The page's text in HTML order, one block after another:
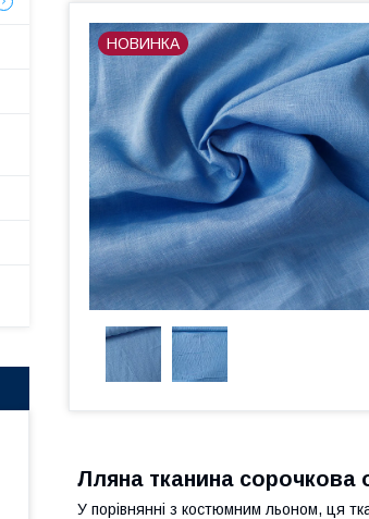
НОВИНКА
Лляна тканина
У порівнянні з костюмним льоном, ця